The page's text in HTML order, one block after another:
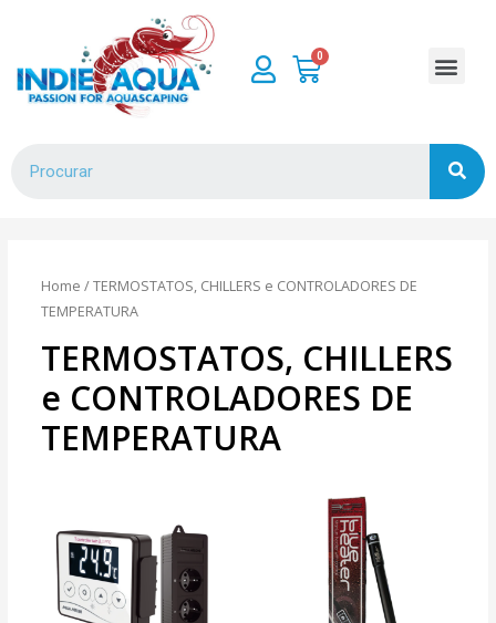
Home / TERMOSTATOS, CHILLERS e CONTROLADORES DE
TEMPERATURA
TERMOSTATOS, CHILLERS
e CONTROLADORES DE
TEMPERATURA